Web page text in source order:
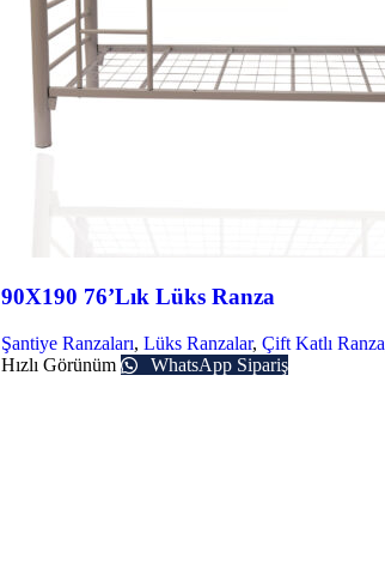
90X190 76’Lık Lüks Ranza
Şantiye Ranzaları, Lüks Ranzalar, Çift Katlı Ranza
Hızlı Görünüm
WhatsApp Sipariş